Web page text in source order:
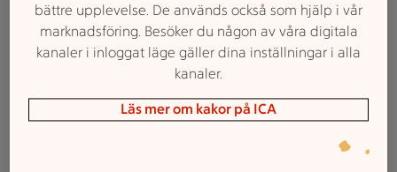
1. Potatispannkaka och blåbärskeso
bättre upplevelse. De används också som hjälp i vår
marknadsföring. Besöker du någon av våra digitala
kanaler i inloggat läge gäller dina inställningar i alla
kanaler.
Läs mer om kakor på ICA